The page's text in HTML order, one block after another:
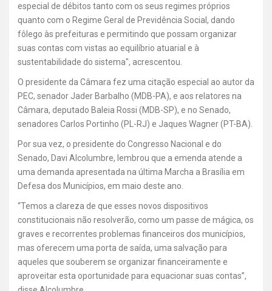
especial de débitos tanto com os seus regimes próprios
quanto com o Regime Geral de Previdência Social, dando
fôlego às prefeituras e permitindo que possam organizar
suas contas com vistas ao equilíbrio atuarial e à
sustentabilidade do sistema", acrescentou.
O presidente da Câmara fez uma citação especial ao autor da
PEC, senador Jader Barbalho (MDB-PA), e aos relatores na
Câmara, deputado Baleia Rossi (MDB-SP), e no Senado,
senadores Carlos Portinho (PL-RJ) e Jaques Wagner (PT-BA).
Por sua vez, o presidente do Congresso Nacional e do
Senado, Davi Alcolumbre, lembrou que a emenda atende a
uma demanda apresentada na última Marcha a Brasília em
Defesa dos Municípios, em maio deste ano.
“Temos a clareza de que esses novos dispositivos
constitucionais não resolverão, como um passe de mágica, os
graves e recorrentes problemas financeiros dos municípios,
mas oferecem uma porta de saída, uma salvação para
aqueles que souberem se organizar financeiramente e
aproveitar esta oportunidade para equacionar suas contas”,